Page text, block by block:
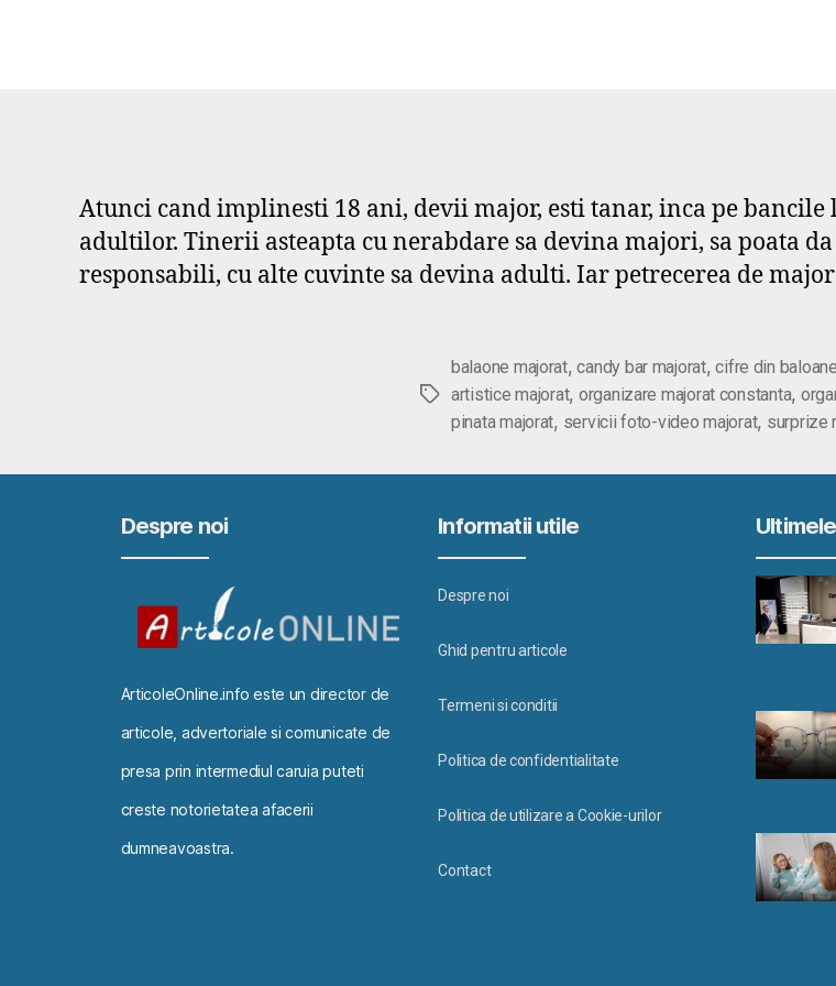
Atunci cand implinesti 18 ani, devii major, esti tanar, inca pe
adultilor. Tinerii asteapta cu nerabdare sa devina majori, sa poata
responsabili, cu alte cuvinte sa devina adulti. Iar petrecerea de
Etichete
balaone majorat,candy bar majorat,cifre din baloane
artistice majorat, organizare majorat constanta,
pinata majorat, servicii foto-video majorat, surprize
Despre noi
ArticoleOnline.info este un director de
articole, advertoriale si comunicate de
presa prin intermediul caruia puteti
creste notorietatea afacerii
dumneavoastra.
Informatii utile
Despre noi
Ghid pentru articole
Termeni si conditii
Politica de confidentialitate
Politica de utilizare a Cookie-urilor
Contact